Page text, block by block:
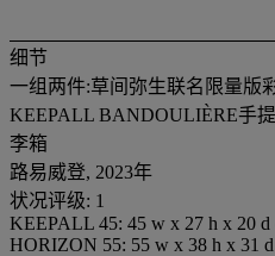
细节
一组两件:草间弥生联名限量版
KEEPALL BANDOULIÈRE手
李箱
路易威登, 2023年
状况评级: 1
KEEPALL 45: 45 w x 27 h x 20 d
HORIZON 55: 55 w x 38 h x 31